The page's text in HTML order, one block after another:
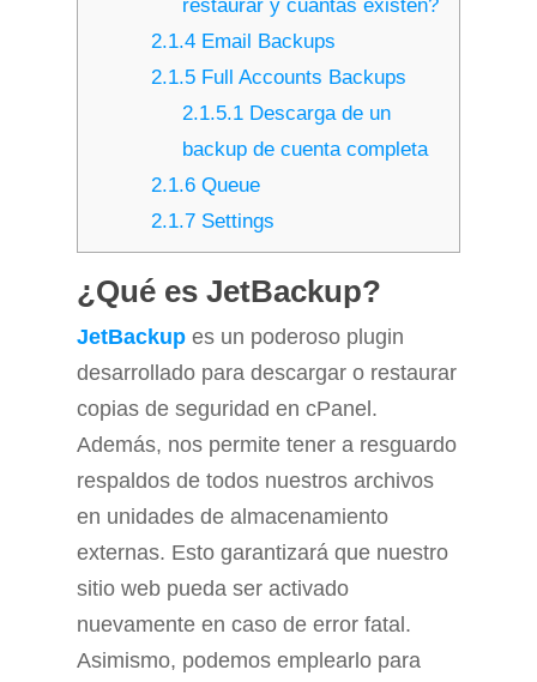
restaurar y cuántas existen?
2.1.4 Email Backups
2.1.5 Full Accounts Backups
2.1.5.1Descarga de un
backup de cuenta completa
2.1.6 Queue
2.1.7 Settings
¿Qué es JetBackup?
JetBackup es un poderoso plugin
desarrollado para descargar o restaurar
copias de seguridad en cPanel.
Además, nos permite tener a resguardo
respaldos de todos nuestros archivos
en unidades de almacenamiento
externas. Esto garantizará que nuestro
sitio web pueda ser activado
nuevamente en caso de error fatal.
Asimismo, podemos emplearlo para